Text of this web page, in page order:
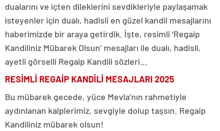
dualarını ve içten dileklerini sevdikleriyle paylaşamak
isteyenler için dualı, hadisli en güzel kandil mesajlarını
haberimizde bir araya getirdik. İşte, resimli ‘Regaip
Kandiliniz Mübarek Olsun’ mesajları ile dualı, hadisli,
ayetli görselli Regaip Kandili sözleri…
RESİMLİ REGAİP KANDİLİ MESAJLARI 2025
Bu mübarek gecede, yüce Mevla’nın rahmetiyle
aydınlanan kalplerimiz, sevgiyle dolup taşsın. Regaip
Kandiliniz mübarek olsun!